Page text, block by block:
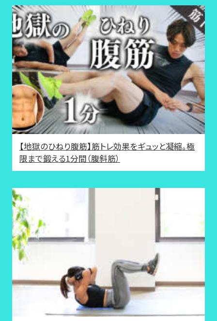
【地獄のひねり腹筋】筋トレ効果をギュッと凝縮。極
限まで鍛える1分間（腹斜筋）